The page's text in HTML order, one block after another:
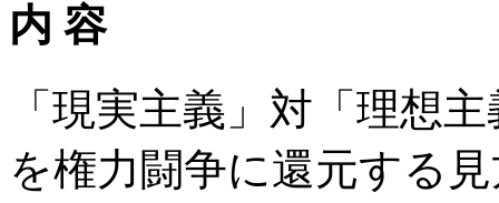
内 容
「現実主義」対「理想
を権力闘争に還元する